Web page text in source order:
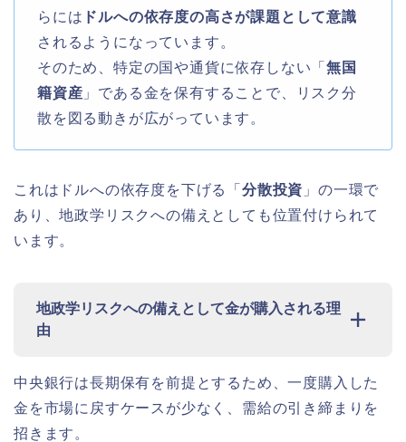
らには ドルへの依存度の高さが課題として意識
されるようになっています。
そのため、特定の国や通貨に依存しない「無国
籍資産 」である金を保有することで、リスク分
散を図る動きが広がっています。
これはドルへの依存度を下げる「 分散投資 」の一環で
あり、地政学リスクへの備えとしても位置付けられて
います。
地政学リスクへの備えとして金が購入される理
由
中央銀行は長期保有を前提とするため、一度購入した
金を市場に戻すケースが少なく、需給の引き締まりを
招きます。